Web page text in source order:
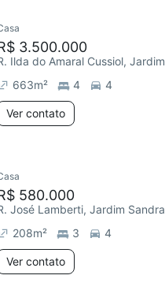
3.500.000
663m² 4 4
Ver contato
Chegou este mês
580.000
José Lamberti, Jardim Sandra
208m² 3 4
Ver contato